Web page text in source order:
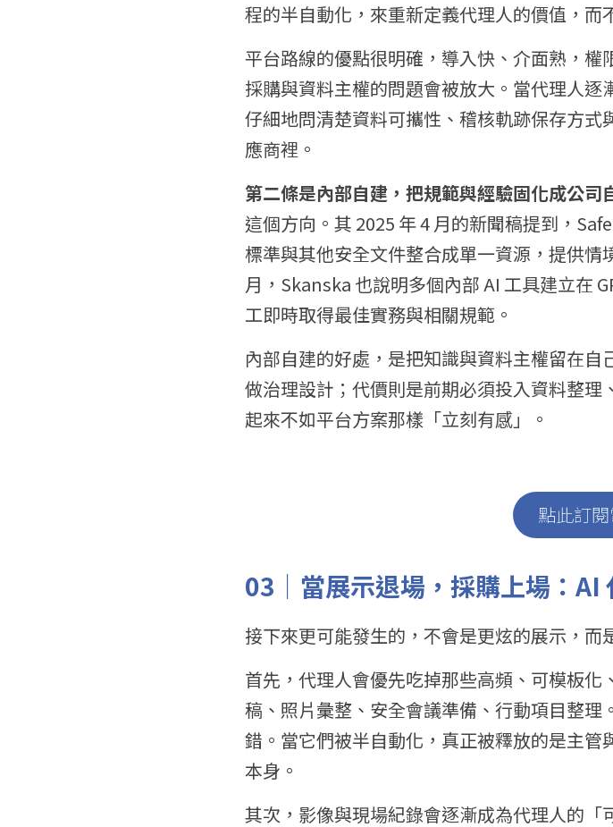
程的半自動化，來重新定義代理人的價值，而
平台路線的優點很明確，導入快、介面熟，
採購與資料主權的問題會被放大。當代理人
仔細地問清楚資料可攜性、稽核軌跡保存方
應商裡。
第二條是內部自建，把規範與經驗固化成公司
這個方向。其 2025 年 4 月的新聞稿提到，
標準與其他安全文件整合成單一資源，提供情
月，Skanska 也說明多個內部 AI 工具建立在
工即時取得最佳實務與相關規範。
內部自建的好處，是把知識與資料主權留在
做治理設計；代價則是前期必須投入資料整
起來不如平台方案那樣「立刻有感」。
點此訂
03｜當展示退場，採購上場：AI
接下來更可能發生的，不會是更炫的展示，而
首先，代理人會優先吃掉那些高頻、可模板
稿、照片彙整、安全會議準備、行動項目整
錯。當它們被半自動化，真正被釋放的是主
本身。
其次，影像與現場紀錄會逐漸成為代理人的